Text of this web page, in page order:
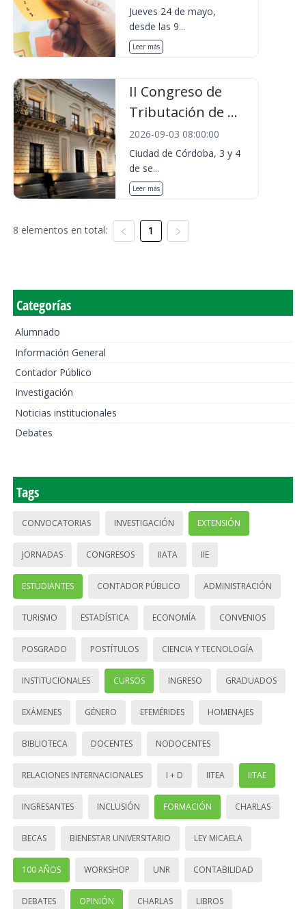
Jueves 24 de mayo,
desde las 9...
Leer más
II Congreso de
Tributación de ...
2026-09-03 08:00:00
Ciudad de Córdoba, 3 y 4
de se...
Leer más
8 elementos en total: 1
Categorías
Alumnado
Información General
Contador Público
Investigación
Noticias institucionales
Debates
Tags
CONVOCATORIAS INVESTIGACIÓN EXTENSIÓN
JORNADAS CONGRESOS IIATA IIE
ESTUDIANTES CONTADOR PÚBLICO ADMINISTRACIÓN
TURISMO ESTADÍSTICA ECONOMÍA CONVENIOS
POSGRADO POSTÍTULOS CIENCIA Y TECNOLOGÍA
INSTITUCIONALES CURSOS INGRESO GRADUADOS
EXÁMENES GÉNERO EFEMÉRIDES HOMENAJES
BIBLIOTECA DOCENTES NODOCENTES
RELACIONES INTERNACIONALES I + D IITEA IITAE
INGRESANTES INCLUSIÓN FORMACIÓN CHARLAS
BECAS BIENESTAR UNIVERSITARIO LEY MICAELA
100 AÑOS WORKSHOP UNR CONTABILIDAD
DEBATES OPINIÓN CHARLAS LIBROS